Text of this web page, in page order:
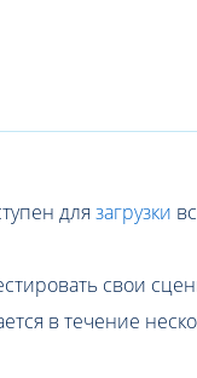
для загрузки
свои
в течение